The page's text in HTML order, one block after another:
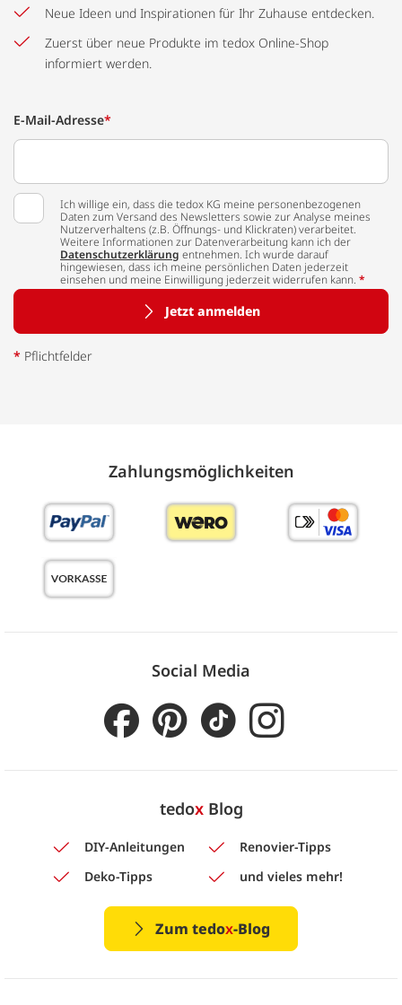
Neue Ideen und Inspirationen für Ihr Zuhause entdecken.
Zuerst über neue Produkte im tedox Online-Shop
informiert werden.
E-Mail-Adresse*
Ich willige ein, dass die tedox KG meine personenbezogenen
Daten zum Versand des Newsletters sowie zur Analyse meines
Nutzerverhaltens (z.B. Öffnungs- und Klickraten) verarbeitet.
Weitere Informationen zur Datenverarbeitung kann ich der
Datenschutzerklärung entnehmen. Ich wurde darauf
hingewiesen, dass ich meine persönlichen Daten jederzeit
einsehen und meine Einwilligung jederzeit widerrufen kann. *
Jetzt anmelden
* Pflichtfelder
Zahlungs­möglich­keiten
Social Media
tedoxBlog
DIY-Anleitungen
Renovier-Tipps
Deko-Tipps
und vieles mehr!
Zum tedox-Blog